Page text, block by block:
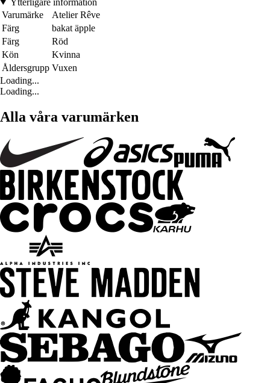
Varumärke
Atelier Rêve
Färg
bakat äpple
Färg
Röd
Kön
Kvinna
Åldersgrupp Vuxen
Loading...
Loading...
Alla våra varumärken